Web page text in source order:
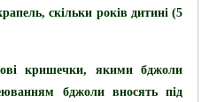
скільки років дитині (5
кришечки, якими бджоли
бджоли вносять під